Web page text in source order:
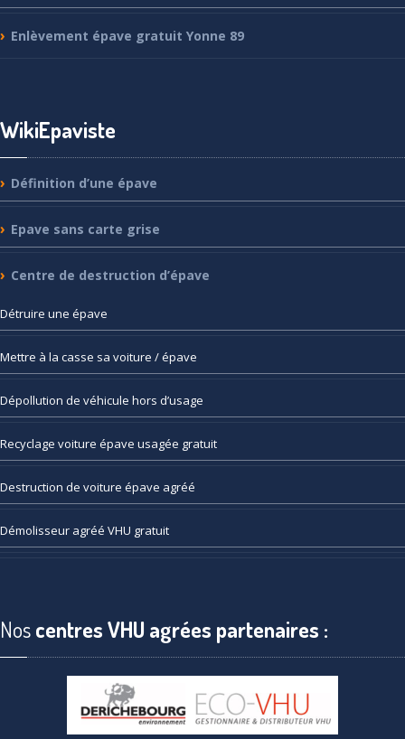
Enlèvement épave gratuit Yonne 89
WikiEpaviste
Définition d’une épave
Epave sans carte grise
Centre de destruction d’épave
Détruire une épave
Mettre à la casse sa voiture / épave
Dépollution de véhicule hors d’usage
Recyclage voiture épave usagée gratuit
Destruction de voiture épave agréé
Démolisseur agréé VHU gratuit
Noscentres VHU agrées partenaires :